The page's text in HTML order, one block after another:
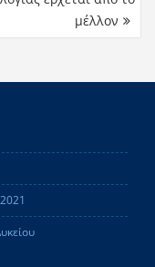
μέλλον